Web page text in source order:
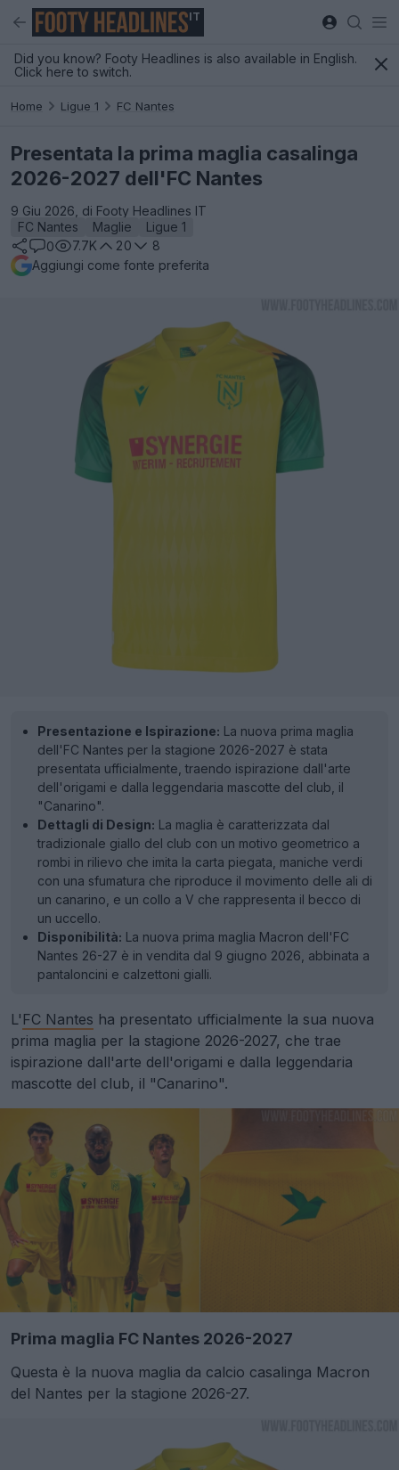
IT
Did you know? Footy Headlines is also available in English.
Click here to switch.
Home Ligue 1 FC Nantes
Presentata la prima maglia casalinga
2026-2027 dell'FC Nantes
9 Giu 2026, di Footy Headlines IT
FC Nantes
Maglie
Ligue 1
0
7.7K 20
8
Aggiungi come fonte preferita
Presentazione e Ispirazione: La nuova prima maglia
dell'FC Nantes per la stagione 2026-2027 è stata
presentata ufficialmente, traendo ispirazione dall'arte
dell'origami e dalla leggendaria mascotte del club, il
"Canarino".
Dettagli di Design: La maglia è caratterizzata dal
tradizionale giallo del club con un motivo geometrico a
rombi in rilievo che imita la carta piegata, maniche verdi
con una sfumatura che riproduce il movimento delle ali di
un canarino, e un collo a V che rappresenta il becco di
un uccello.
Disponibilità: La nuova prima maglia Macron dell'FC
Nantes 26-27 è in vendita dal 9 giugno 2026, abbinata a
pantaloncini e calzettoni gialli.
L' FC Nantes ha presentato ufficialmente la sua nuova
prima maglia per la stagione 2026-2027, che trae
ispirazione dall'arte dell'origami e dalla leggendaria
mascotte del club, il "Canarino".
Prima maglia FC Nantes 2026-2027
Questa è la nuova maglia da calcio casalinga Macron
del Nantes per la stagione 2026-27.